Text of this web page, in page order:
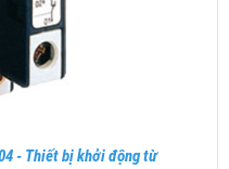
- Thiết bị khởi động từ